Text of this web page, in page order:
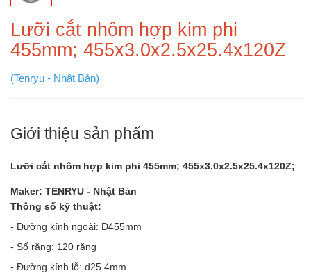
Lưỡi cắt nhôm hợp kim phi
455mm; 455x3.0x2.5x25.4x120Z
(Tenryu - Nhật Bản)
Giới thiệu sản phẩm
Lưỡi cắt nhôm hợp kim phi 455mm; 455x3.0x2.5x25.4x120Z;
Maker: TENRYU - Nhật Bản
Thông số kỹ thuật:
- Đường kính ngoài: D455mm
- Số răng: 120 răng
- Đường kính lỗ: d25.4mm